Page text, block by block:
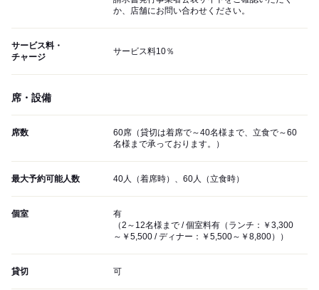
か、店舗にお問い合わせください。
サービス料・
チャージ
サービス料10％
席・設備
席数
60席（貸切は着席で～40名様まで、立食で～60
名様まで承っております。）
最大予約可能人数 40人（着席時）、60人（立食時）
個室
有
（2～12名様まで / 個室料有（ランチ：￥3,300
～￥5,500 / ディナー：￥5,500～￥8,800））
貸切 可